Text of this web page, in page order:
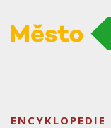
ENCYKLOPEDIE